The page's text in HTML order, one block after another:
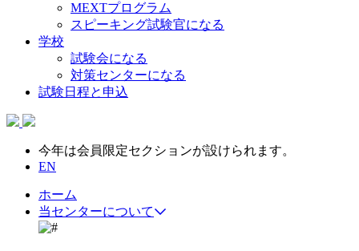
MEXTプログラム
スピーキング試験官になる
学校
試験会になる
対策センターになる
試験日程と申込
今年は会員限定セクションが設けられます。
EN
ホーム
当センターについて